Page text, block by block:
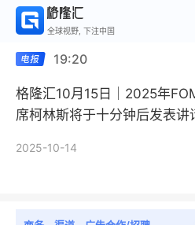
全球视野, 下注中国
19:20
格隆汇10月15日｜2025年
席柯林斯将于十分钟后发表讲
2025-10-14